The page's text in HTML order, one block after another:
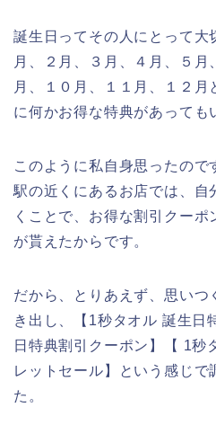
誕生日ってその人にとって大
月、２月、３月、４月、５月
月、１０月、１１月、１２月
に何かお得な特典があっても
このように私自身思ったので
駅の近くにあるお店では、自
くことで、お得な割引クー
が貰えたからです。
だから、とりあえず、思いつ
き出し、【1秒タオル 誕生日
日特典割引クーポン】【 1秒
レットセール】という感じで
た。